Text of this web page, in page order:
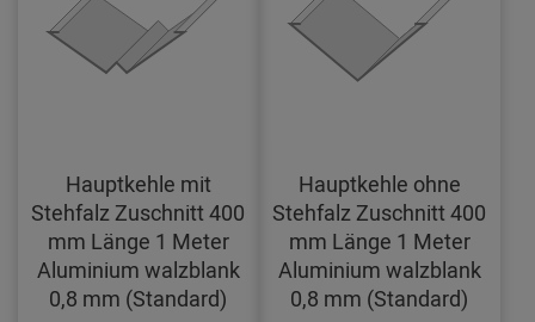
Hauptkehle mit
Stehfalz Zuschnitt 400
mm Länge 1 Meter
Aluminium walzblank
0,8 mm (Standard)
Hauptkehle ohne
Stehfalz Zuschnitt 400
mm Länge 1 Meter
Aluminium walzblank
0,8 mm (Standard)